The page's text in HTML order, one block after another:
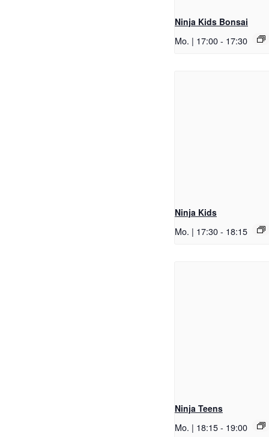
Ninja Kids Bonsai
Mo. | 17:00- 17:30
Ninja Kids
Mo. | 17:30- 18:15
Ninja Teens
Mo. | 18:15- 19:00